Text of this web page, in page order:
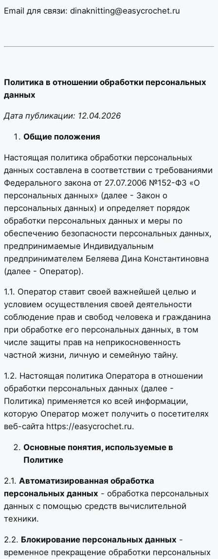
Email для связи: dinaknitting@easycrochet.ru
Политика в отношении обработки персональных
данных
Дата публикации: 12.04.2026
Общие положения
Настоящая политика обработки персональных
данных составлена в соответствии с требованиями
Федерального закона от 27.07.2006 №152-ФЗ «О
персональных данных» (далее - Закон о
персональных данных) и определяет порядок
обработки персональных данных и меры по
обеспечению безопасности персональных данных,
предпринимаемые Индивидуальным
предпринимателем Беляева Дина Константиновна
(далее - Оператор).
1.1. Оператор ставит своей важнейшей целью и
условием осуществления своей деятельности
соблюдение прав и свобод человека и гражданина
при обработке его персональных данных, в том
числе защиты прав на неприкосновенность
частной жизни, личную и семейную тайну.
1.2. Настоящая политика Оператора в отношении
обработки персональных данных (далее -
Политика) применяется ко всей информации,
которую Оператор может получить о посетителях
веб-сайта https://easycrochet.ru.
Основные понятия, используемые в
Политике
2.1. Автоматизированная обработка
персональных данных - обработка персональных
данных с помощью средств вычислительной
техники.
2.2. Блокирование персональных данных -
временное прекращение обработки персональных